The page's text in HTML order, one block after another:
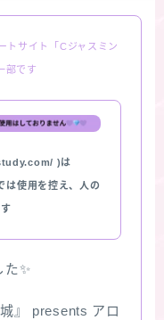
イズ (kindle出
トサイト「Cジャスミン
部です
)は
は使用を控え、人の
た✨
』 presents アロ